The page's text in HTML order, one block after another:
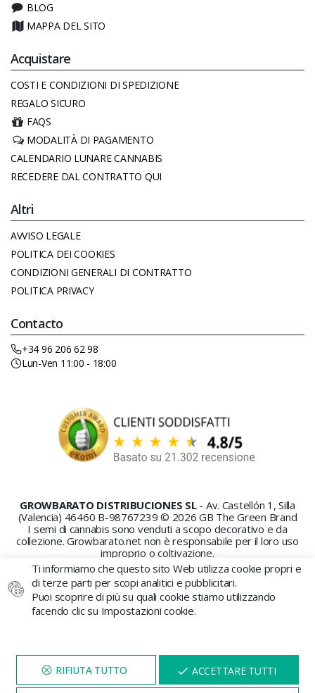
BLOG
MAPPA DEL SITO
Acquistare
COSTI E CONDIZIONI DI SPEDIZIONE
REGALO SICURO
FAQS
MODALITÀ DI PAGAMENTO
CALENDARIO LUNARE CANNABIS
RECEDERE DAL CONTRATTO QUI
Altri
AVVISO LEGALE
POLITICA DEI COOKIES
CONDIZIONI GENERALI DI CONTRATTO
POLITICA PRIVACY
Contacto
+34 96 206 62 98
Lun-Ven 11:00 - 18:00
GROWBARATO DISTRIBUCIONES SL - Av. Castellón 1, Silla
(Valencia) 46460 B-98767239 © 2026 GB The Green Brand
I semi di cannabis sono venduti a scopo decorativo e da
collezione. Growbarato.net non è responsabile per il loro uso
improprio o coltivazione.
Ti informiamo che questo sito Web utilizza cookie propri e
di terze parti per scopi analitici e pubblicitari.
Puoi scoprire di più su quali cookie stiamo utilizzando
facendo clic su Impostazioni cookie.
ACCETTARE TUTTI
VISITA IL NOSTRO SITO
PER 5 MINUTI E QUI
APPARIRÀ UNOSCONTO